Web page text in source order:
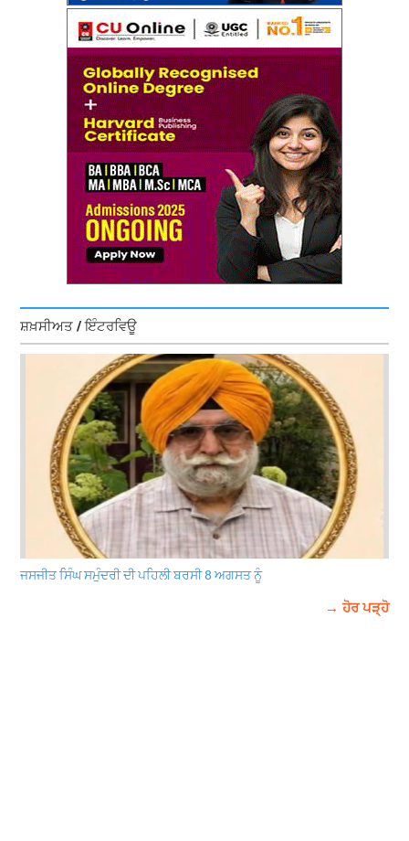
ਸ਼ਖ਼ਸੀਅਤ / ਇੰਟਰਵਿਊ
ਜਸਜੀਤ ਸਿੰਘ ਸਮੁੰਦਰੀ ਦੀ ਪਹਿਲੀ ਬਰਸੀ 8 ਅਗਸਤ ਨੂੰ
→ ਹੋਰ ਪੜ੍ਹੋ